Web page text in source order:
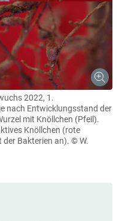
2022, 1.
nach Entwicklungsstand der
mit Knöllchen (Pfeil).
Knöllchen (rote
Bakterien an). © W.